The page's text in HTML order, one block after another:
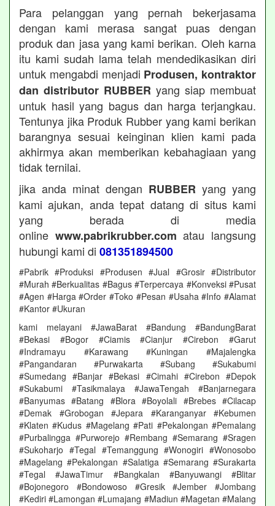
Para pelanggan yang pernah bekerjasama
dengan kami merasa sangat puas dengan
produk dan jasa yang kami berikan. Oleh karna
itu kami sudah lama telah mendedikasikan diri
untuk mengabdi menjadi Produsen, kontraktor
dan distributor RUBBER yang siap membuat
untuk hasil yang bagus dan harga terjangkau.
Tentunya jika Produk Rubber yang kami berikan
barangnya sesuai keinginan klien kami pada
akhirmya akan memberikan kebahagiaan yang
tidak ternilai.
jika anda minat dengan RUBBER yang yang
kami ajukan, anda tepat datang di situs kami
yang berada di media
online www.pabrikrubber.com atau langsung
hubungi kami di 081351894500
#Pabrik #Produksi #Produsen #Jual #Grosir #Distributor
#Murah #Berkualitas #Bagus #Terpercaya #Konveksi #Pusat
#Agen #Harga #Order #Toko #Pesan #Usaha #Info #Alamat
#Kantor #Ukuran
kami melayani #JawaBarat #Bandung #BandungBarat
#Bekasi #Bogor #Ciamis #Cianjur #Cirebon #Garut
#Indramayu #Karawang #Kuningan #Majalengka
#Pangandaran #Purwakarta #Subang #Sukabumi
#Sumedang #Banjar #Bekasi #Cimahi #Cirebon #Depok
#Sukabumi #Tasikmalaya #JawaTengah #Banjarnegara
#Banyumas #Batang #Blora #Boyolali #Brebes #Cilacap
#Demak #Grobogan #Jepara #Karanganyar #Kebumen
#Klaten #Kudus #Magelang #Pati #Pekalongan #Pemalang
#Purbalingga #Purworejo #Rembang #Semarang #Sragen
#Sukoharjo #Tegal #Temanggung #Wonogiri #Wonosobo
#Magelang #Pekalongan #Salatiga #Semarang #Surakarta
#Tegal #JawaTimur #Bangkalan #Banyuwangi #Blitar
#Bojonegoro #Bondowoso #Gresik #Jember #Jombang
#Kediri #Lamongan #Lumajang #Madiun #Magetan #Malang